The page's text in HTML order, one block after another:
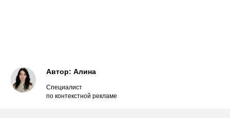
Автор: Алина
Специалист
по контекстной рекламе